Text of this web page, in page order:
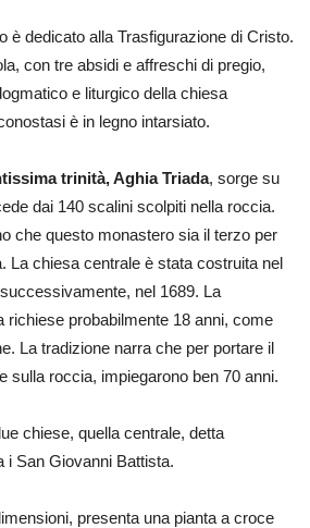
è dedicato alla Trasfigurazione di Cristo.
con tre absidi e affreschi di pregio,
e liturgico della chiesa
è in legno intarsiato.
trinità, Aghia Triada, sorge su
dai 140 scalini scolpiti nella roccia.
che questo monastero sia il terzo per
La chiesa centrale è stata costruita nel
nel 1689. La
richiese probabilmente 18 anni, come
La tradizione narra che per portare il
sulla roccia, impiegarono ben 70 anni.
chiese, quella centrale, detta
i San Giovanni Battista.
presenta una pianta a croce